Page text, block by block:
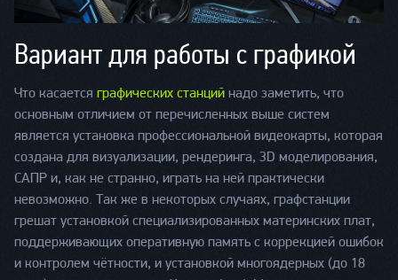
Вариант для работы с графикой
Что касается графических станций надо заметить, что
основным отличием от перечисленных выше систем
является установка профессиональной видеокарты, которая
создана для визуализации, рендеринга, 3D моделирования,
САПР и, как не странно, играть на ней практически
невозможно. Так же в некоторых случаях, графcтанции
грешат установкой специализированных материнских плат,
поддерживающих оперативную память с коррекцией ошибок
и контролем чётности, и установкой многоядерных (до 18